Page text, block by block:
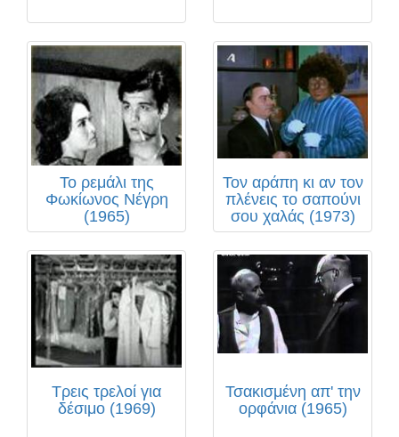
Το ρεμάλι της
Φωκίωνος Νέγρη
(1965)
Τον αράπη κι αν τον
πλένεις το σαπούνι
σου χαλάς (1973)
Τρεις τρελοί για
δέσιμο (1969)
Τσακισμένη απ' την
ορφάνια (1965)